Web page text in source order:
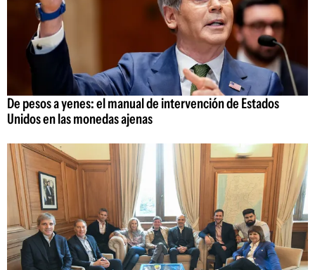
De pesos a yenes: el manual de intervención de Estados
Unidos en las monedas ajenas